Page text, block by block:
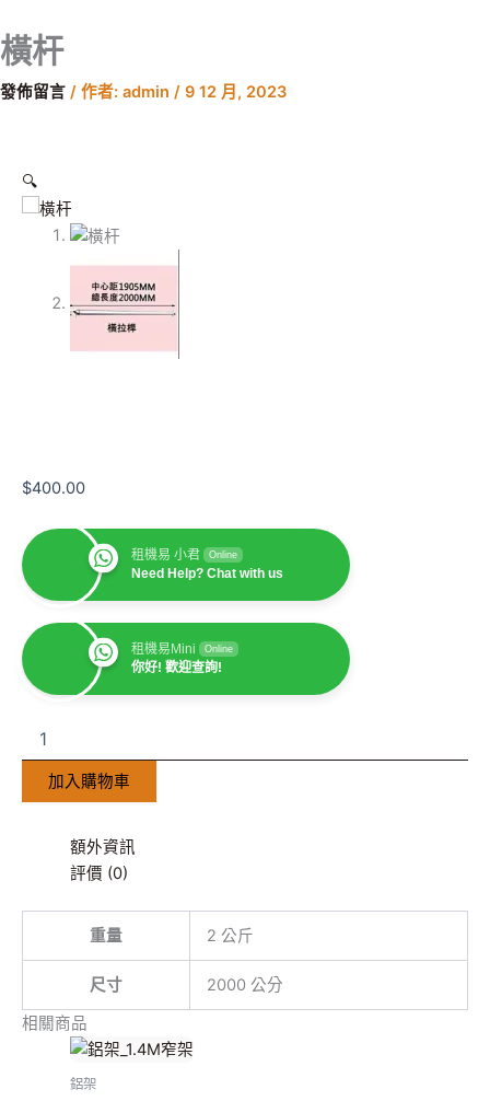
至
主
要
橫杆
發佈留言 / 作者: admin / 9 12 月, 2023
🔍
$400.00
租機易 小君 Online
Need Help? Chat with us
租機易Mini Online
你好! 歡迎查詢!
杆
數
加入購物車
額外資訊
評價 (0)
重量 2 公斤
尺寸
2000 公分
相關商品
鋁架